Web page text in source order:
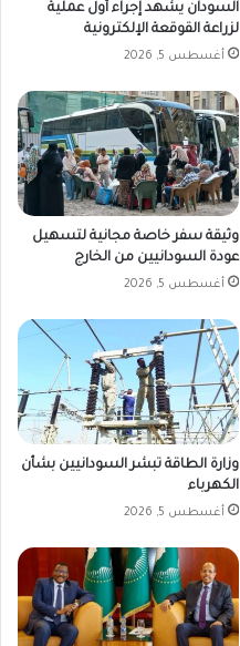
السودان يشهد إجراء أول عملية
لزراعة القوقعة الإلكترونية
أغسطس 5, 2026
وثيقة سفر خاصة مجانية لتسهيل
عودة السودانيين من الخارج
أغسطس 5, 2026
وزارة الطاقة تبشر السودانيين بشأن
الكهرباء
أغسطس 5, 2026